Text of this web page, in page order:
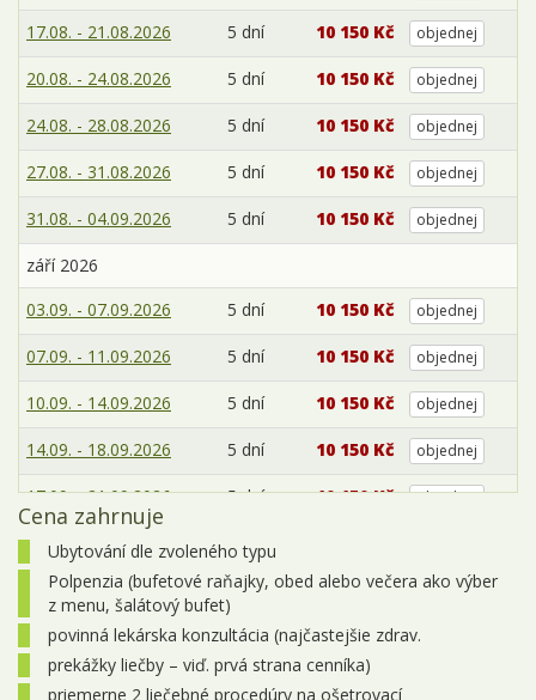
17.08. - 21.08.2026 5 dní 10 150 Kč objednej
20.08. - 24.08.2026 5 dní 10 150 Kč objednej
24.08. - 28.08.2026 5 dní 10 150 Kč objednej
27.08. - 31.08.2026 5 dní 10 150 Kč objednej
31.08. - 04.09.2026 5 dní 10 150 Kč objednej
září 2026
03.09. - 07.09.2026
5 dní 10 150 Kč objednej
07.09. - 11.09.2026 5 dní 10 150 Kč objednej
10.09. - 14.09.2026 5 dní 10 150 Kč objednej
14.09. - 18.09.2026 5 dní 10 150 Kč objednej
17.09. - 21.09.2026 5 dní 10 150 Kč objednej
21.09. - 25.09.2026 5 dní
24.09. - 28.09.2026 5 dní 10 150 Kč objednej
28.09. - 02.10.2026 5 dní 10 150 Kč objednej
říjen 2026
Cena zahrnuje
Ubytování dle zvoleného typu
Polpenzia (bufetové raňajky, obed alebo večera ako výber
z menu, šalátový bufet)
povinná lekárska konzultácia (najčastejšie zdrav.
prekážky liečby – viď. prvá strana cenníka)
priemerne 2 liečebné procedúry na ošetrovací